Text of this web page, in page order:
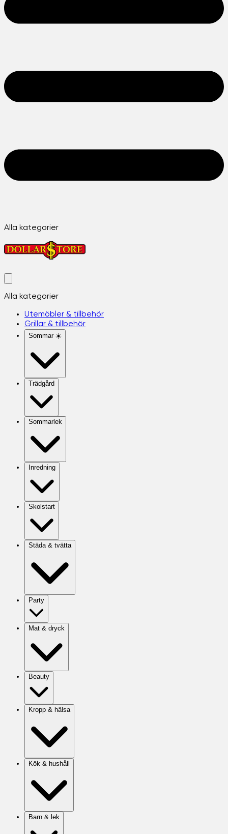
Alla kategorier
Alla kategorier
Utemöbler & tillbehör
Grillar & tillbehör
Sommar ☀️
Trädgård
Sommarlek
Inredning
Skolstart
Städa & tvätta
Party
Mat & dryck
Beauty
Kropp & hälsa
Kök & hushåll
Barn & lek